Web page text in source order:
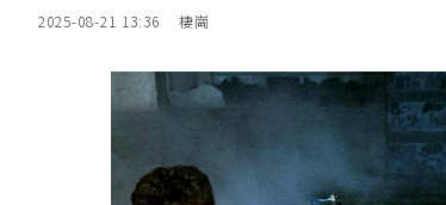
2025-08-21 13:36 棲崗